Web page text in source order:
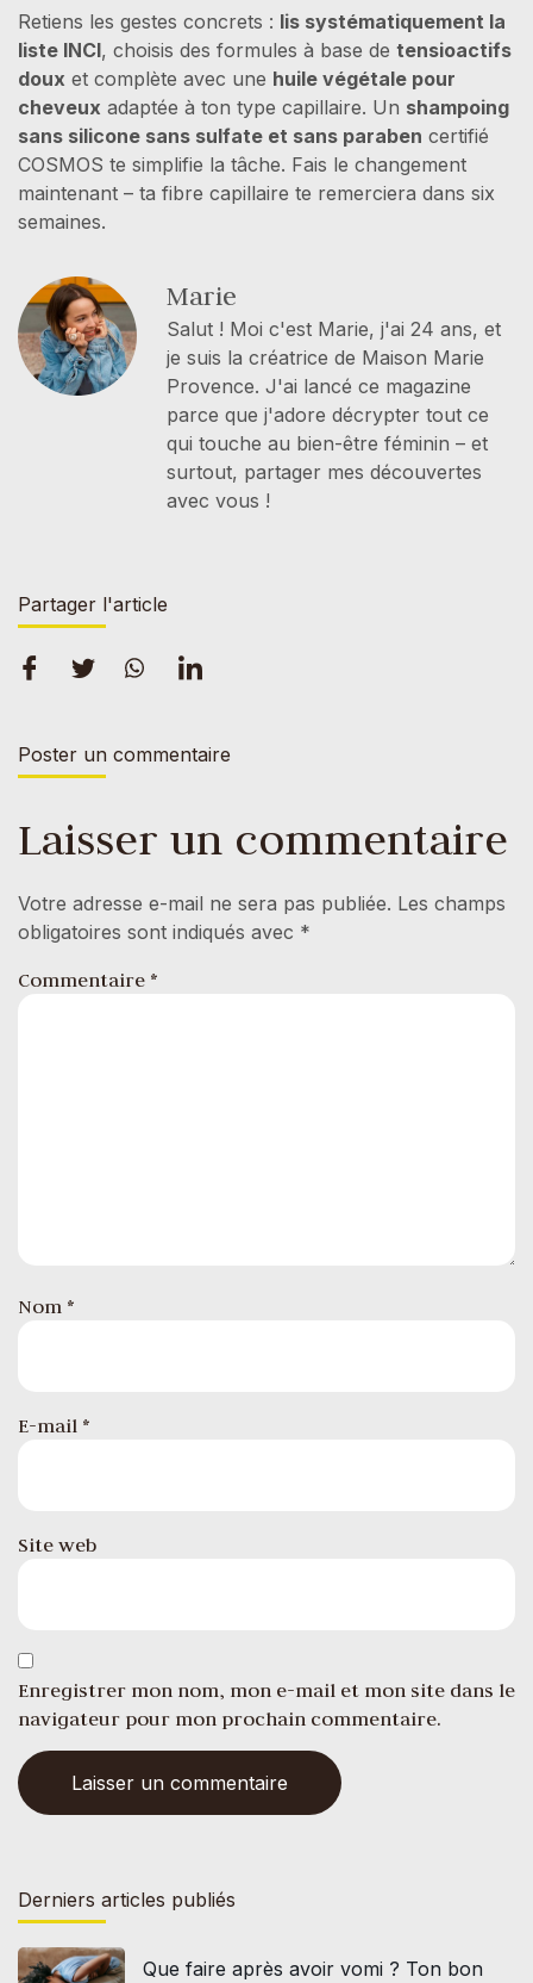
Retiens les gestes concrets : lis systématiquement la
liste INCI, choisis des formules à base de tensioactifs
doux et complète avec une huile végétale pour
cheveux adaptée à ton type capillaire. Un shampoing
sans silicone sans sulfate et sans paraben certifié
COSMOS te simplifie la tâche. Fais le changement
maintenant – ta fibre capillaire te remerciera dans six
semaines.
Marie
Salut ! Moi c'est Marie, j'ai 24 ans, et
je suis la créatrice de Maison Marie
Provence. J'ai lancé ce magazine
parce que j'adore décrypter tout ce
qui touche au bien-être féminin – et
surtout, partager mes découvertes
avec vous !
Partager l'article
Poster un commentaire
Laisser un commentaire
Votre adresse e-mail ne sera pas publiée. Les champs
obligatoires sont indiqués avec *
Commentaire *
Nom *
E-mail *
Site web
Enregistrer mon nom, mon e-mail et mon site dans le
navigateur pour mon prochain commentaire.
Derniers articles publiés
Que faire après avoir vomi ? Ton bon